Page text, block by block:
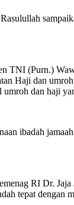
TNI (Purn.)
Haji dan
umroh dan haji
ibadah
RI Dr.
tepat dengan